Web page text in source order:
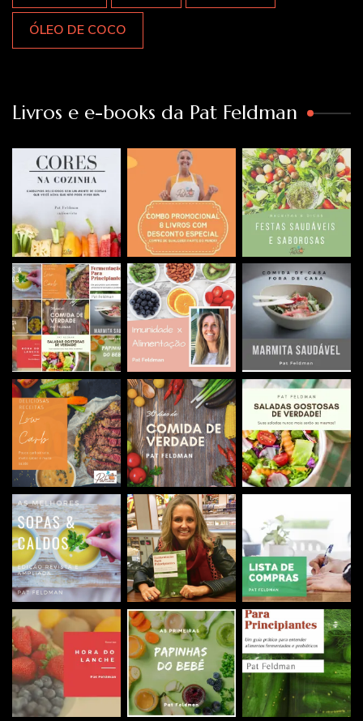
ÓLEO DE COCO
Livros e e-books da Pat Feldman